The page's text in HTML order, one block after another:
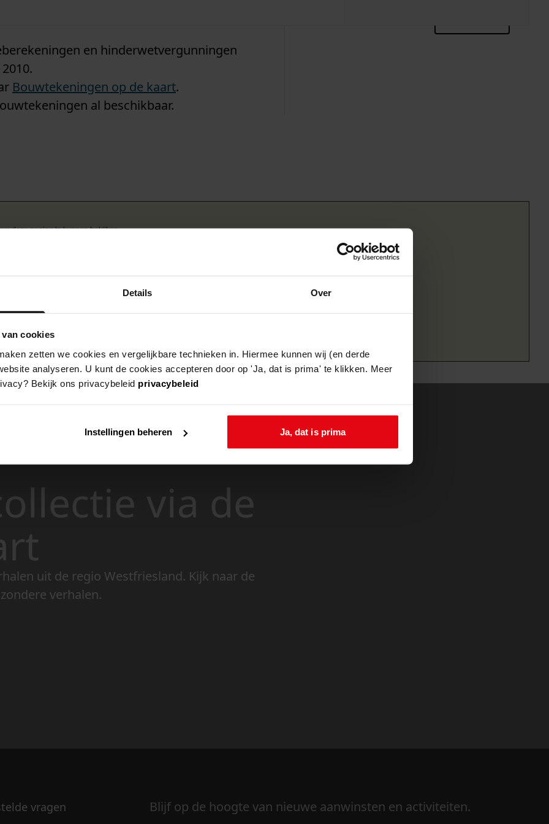
Details Over
cookies
zetten we cookies en vergelijkbare technieken in. Hiermee kunnen wij (en derde
analyseren. U kunt de cookies accepteren door op 'Ja, dat is prima' te klikken. Meer
Bekijk ons privacybeleid privacybeleid
Instellingen beheren Ja, dat is prima
en hinderwetvergunningen
Bouwtekeningen op de kaart.
al beschikbaar.
deze pagina te kunnen bekijken.
via de
uit de regio Westfriesland. Kijk naar de
verhalen.
vragen Blijf op de hoogte van nieuwe aanwinsten en activiteiten.